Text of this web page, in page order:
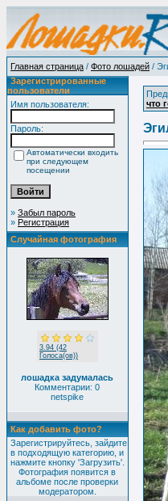
Главная страница / Фото лошадей /
Зарегистрированные
пользователи
Имя пользователя:
Пароль:
Автоматически входить
при следующем
посещении
» Забыл пароль
» Регистрация
Случайная фотография
3.94 (42
Голоса(ов))
лошадка задумалась
Комментарии: 0
netspike
Как добавить фото?
Зарегистрируйтесь, зайдите
в подходящую категорию, и
нажмите кнопку 'Загрузить'.
Фотография появится в
альбоме после проверки
модератором.
что